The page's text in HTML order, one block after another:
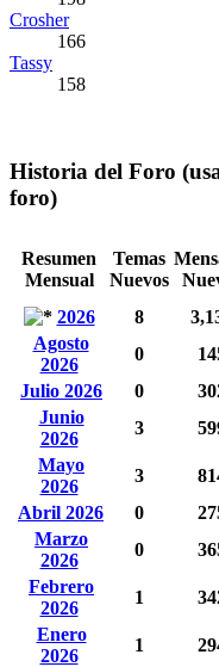
Crosher
166
Tassy
158
Historia del Foro
foro)
Resumen
Mensual
Temas
Nuevos
2026
8
Agosto
2026
0
Julio 2026
0
Junio
2026
3
Mayo
2026
3
Abril 2026
0
Marzo
2026
0
Febrero
2026
1
Enero
2026
1